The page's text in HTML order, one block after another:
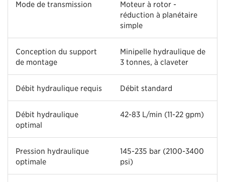
Mode de transmission
Moteur à rotor -
réduction à planétaire
simple
Conception du support
de montage
Minipelle hydraulique de
3 tonnes, à claveter
Débit hydraulique requis Débit standard
Débit hydraulique
optimal
42-83 L/min (11-22 gpm)
Pression hydraulique
optimale
145-235 bar (2100-3400
psi)